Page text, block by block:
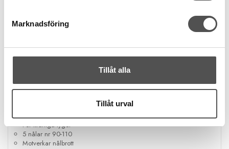
Marknadsföring
Tillåt alla
Tillåt urval
För kraftiga tyger
5 nålar nr 90-110
Motverkar nålbrott